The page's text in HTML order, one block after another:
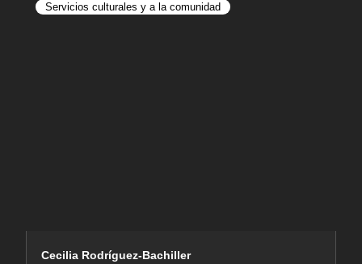
Servicios culturales y a la comunidad
Cecilia Rodríguez-Bachiller